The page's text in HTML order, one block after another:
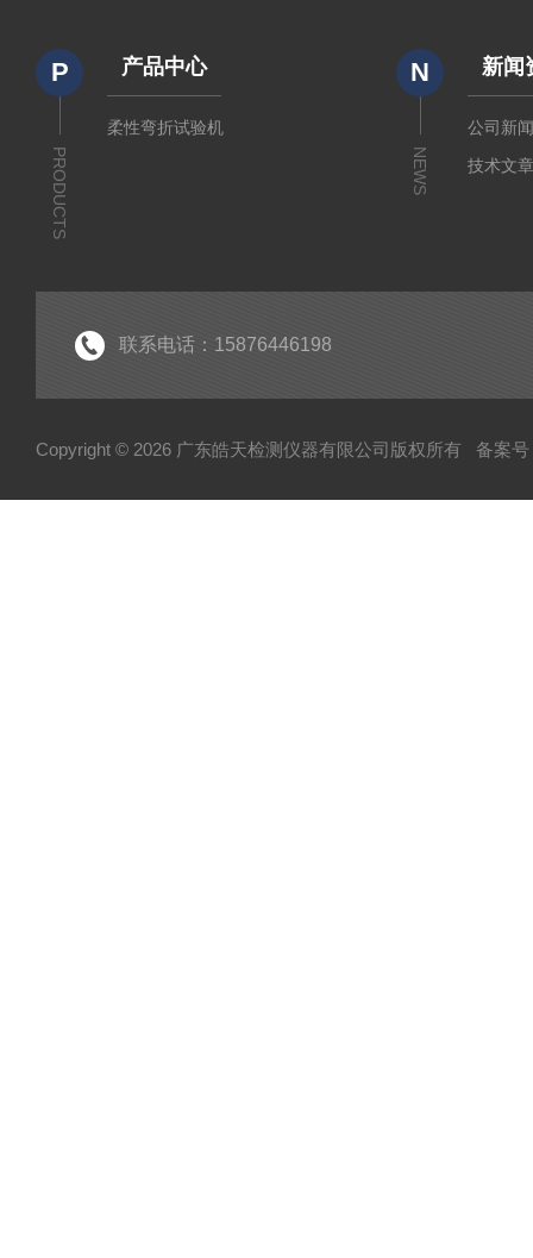
P
PRODUCTS
产品中心
柔性弯折试验机
N
NEWS
新闻
公司新
技术文
联系电话：15876446198
Copyright © 2026 广东皓天检测仪器有限公司版权所有 备案号